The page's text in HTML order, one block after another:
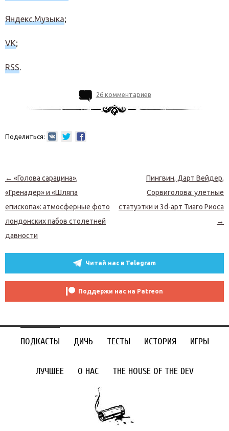
Яндекс.Музыка;
VK;
RSS.
26 комментариев
Поделиться:
Навигация по записям
← «Голова сарацина»,
«Гренадер» и «Шляпа
епископа»: атмосферные фото
лондонских пабов столетней
давности
Пингвин, Дарт Вейдер,
Сорвиголова: улетные
статуэтки и 3d-арт Тиаго Риоса
→
Читай нас в Telegram
Поддержи нас на Patreon
ПОДКАСТЫ ДИЧЬ ТЕСТЫ ИСТОРИЯ ИГРЫ
ЛУЧШЕЕ О НАС THE HOUSE OF THE DEV